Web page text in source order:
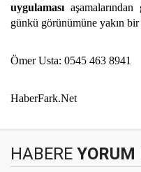
uygulaması
günkü görünümüne yakın
Ömer Usta: 0545 463 8941
HaberFark.Net
HABERE YORUM